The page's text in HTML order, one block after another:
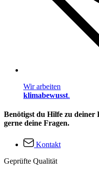
Wir arbeiten
klimabewusst.
Benötigst du Hilfe zu
gerne deine Fragen.
Kontakt
Geprüfte Qualität